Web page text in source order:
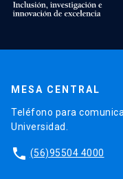
MESA CENTRAL
Teléfono para
Universidad.
phone (56)95504 4000